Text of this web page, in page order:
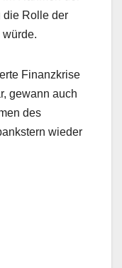
die Rolle der
Finanzkrise
gewann auch
des
wieder